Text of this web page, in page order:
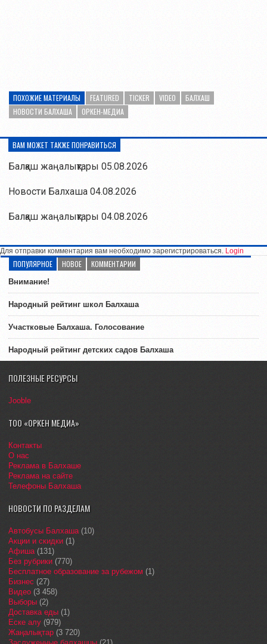
ПОХОЖИЕ МАТЕРИАЛЫ FEATURED TICKER VIDEO
БАЛХАШ
НОВОСТИ БАЛХАША
ОРКЕН-МЕДИА
ВАМ МОЖЕТ ТАКЖЕ ПОНРАВИТЬСЯ
Балқаш жаңалықтары 05.08.2026
Новости Балхаша 04.08.2026
Балқаш жаңалықтары 04.08.2026
Для отправки комментария вам необходимо зарегистрироваться. Login
ПОПУЛЯРНОЕ НОВОЕ КОММЕНТАРИИ
Внимание!
Народный рейтинг школ Балхаша
Участковые Балхаша. Голосование
Народный рейтинг детских садов Балхаша
ПОЛЕЗНЫЕ РЕСУРСЫ
Jooble
ТОО «ОРКЕН МЕДИА»
Контакты
О нас
Реклама в Балхаше
Реклама на сайте
Телефоны Балхаша
НОВОСТИ ПО РАЗДЕЛАМ
Автобусы Балхаша(10)
Акции и скидки (1)
Афиша(131)
Без рубрики (770)
Бесплатное образование за рубежом (1)
Бизнес (27)
Видео (3 458)
Выборы (2)
Доставка еды (1)
Еске алу (979)
Жаңалықтар (3 720)